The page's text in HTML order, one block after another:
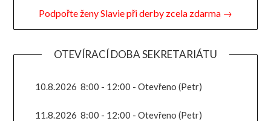
Podpořte ženy Slavie při derby zcela zdarma →
OTEVÍRACÍ DOBA SEKRETARIÁTU
10.8.2026 8:00 - 12:00 -Otevřeno (Petr)
11.8.2026 8:00 - 12:00 -Otevřeno (Petr)